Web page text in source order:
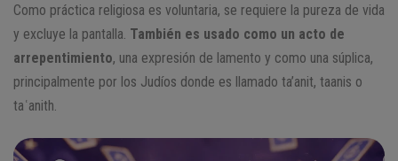
Como práctica religiosa es voluntaria, se requiere la pureza de vida
y excluye la pantalla. También es usado como un acto de
arrepentimiento, una expresión de lamento y como una súplica,
principalmente por los Judíos donde es llamado ta’anit, taanis o
taʿanith.